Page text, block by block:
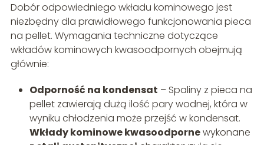
Dobór odpowiedniego wkładu kominowego jest
niezbędny dla prawidłowego funkcjonowania pieca
na pellet. Wymagania techniczne dotyczące
wkładów kominowych kwasoodpornych obejmują
głównie:
Odporność na kondensat – Spaliny z pieca na
pellet zawierają dużą ilość pary wodnej, która w
wyniku chłodzenia może przejść w kondensat.
Wkłady kominowe kwasoodpornewykonane